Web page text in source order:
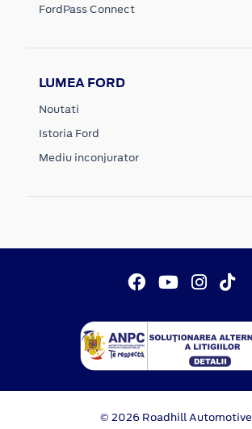
FordPass Connect
LUMEA FORD
Noutati
Istoria Ford
Mediu inconjurator
© 2026 Roadhill Automotive